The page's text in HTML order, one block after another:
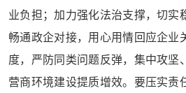
业负担；加力强化法治支撑，切实
畅通政企对接，用心用情回应企业
度，严防同类问题反弹，集中攻坚
营商环境建设提质增效。要压实责